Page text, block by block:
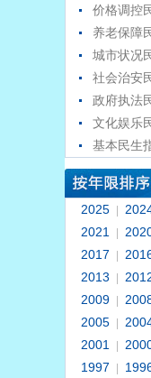
价格调控
养老保障
城市状况
社会治安
政府执法
文化娱乐
基本民生
2025
2021
2017
2013
2009
2005
2001
1997